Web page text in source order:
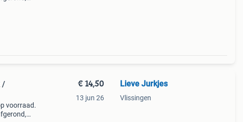
/
voorraad.
€ 14,50
13 jun 26
Lieve Jurkjes
Vlissingen